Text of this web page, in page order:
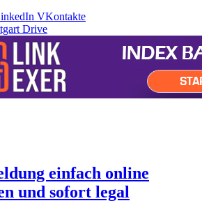
VKontakte
einfach online
und sofort legal